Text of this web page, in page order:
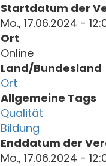
Startdatum der
Mo., 17.06.2024 -
Ort
Online
Land/Bundesland
Ort
Allgemeine Tags
Qualität
Bildung
Enddatum der
Mo., 17.06.2024 -